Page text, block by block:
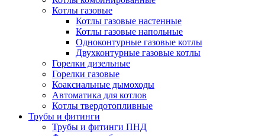
Котлы газовые
Котлы газовые настенные
Котлы газовые напольные
Одноконтурные газовые котлы
Двухконтурные газовые котлы
Горелки дизельные
Горелки газовые
Коаксиальные дымоходы
Автоматика для котлов
Котлы твердотопливные
Трубы и фитинги
Трубы и фитинги ПНД